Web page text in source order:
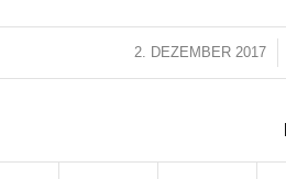
2. DEZEMBER 2017
/